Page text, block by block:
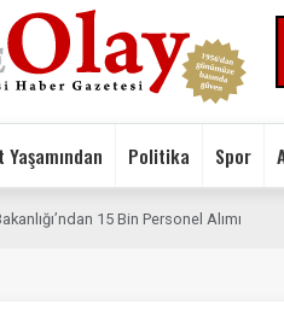
Yaşamından Politika Spor
15 Bin Personel Alımı